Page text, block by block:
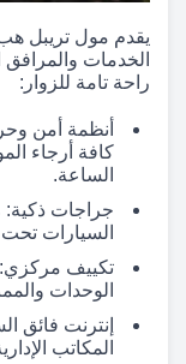
يقدم مول تريبل
الخدمات
راحة تامة للزوار:
كافة أرجاء
الساعة.
جراجات
السيارات
تكييف
الوحدات
إنترنت فائق
المكاتب